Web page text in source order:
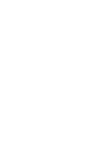
político en el que
El alcalde
De la Torre ha
Gobierno actual,
corrupción». «Esa
meses, los últimos
«la sufrimos, se